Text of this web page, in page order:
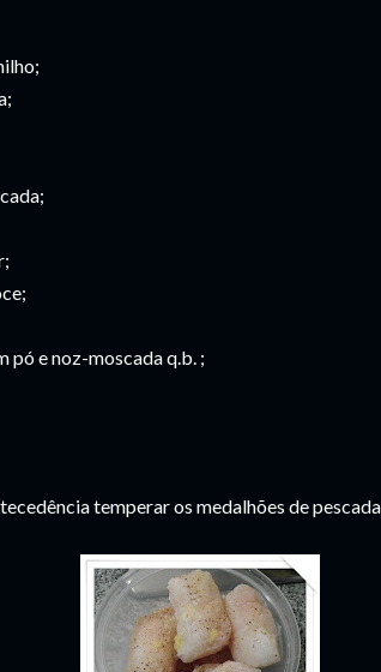
pó e noz-moscada q.b. ;
temperar os medalhões de